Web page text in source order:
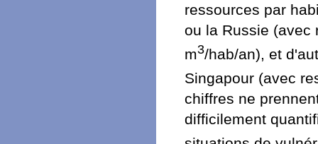
ressources par
ou la Russie (avec
m3/hab/an), et
Singapour (avec
chiffres ne
difficilement